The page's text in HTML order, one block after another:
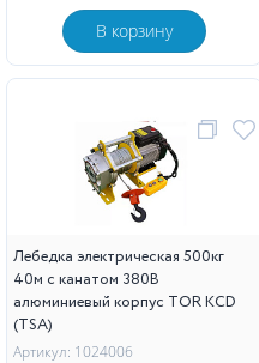
В корзину
Лебедка электрическая 500кг
40м с канатом 380В
алюминиевый корпус TOR KCD
(TSA)
Артикул: 1024006